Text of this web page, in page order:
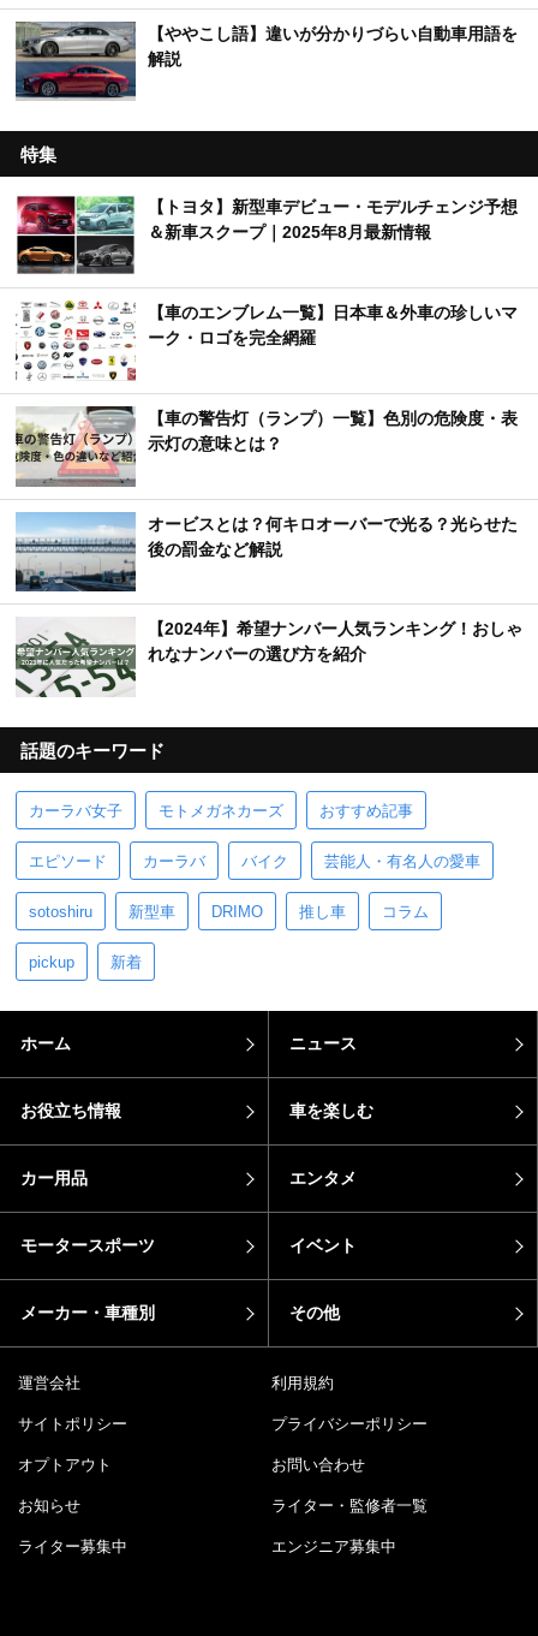
【ややこし語】違いが分かりづらい自動車用語を
解説
特集
【トヨタ】新型車デビュー・モデルチェンジ予想
＆新車スクープ｜2025年8月最新情報
【車のエンブレム一覧】日本車＆外車の珍しいマ
ーク・ロゴを完全網羅
【車の警告灯（ランプ）一覧】色別の危険度・表
示灯の意味とは？
オービスとは？何キロオーバーで光る？光らせた
後の罰金など解説
【2024年】希望ナンバー人気ランキング！おしゃ
れなナンバーの選び方を紹介
話題のキーワード
カーラバ女子 モトメガネカーズ おすすめ記事
エピソード カーラバ バイク 芸能人・有名人の愛車
sotoshiru 新型車 DRIMO 推し車 コラム
pickup 新着
ホーム ニュース
お役立ち情報 車を楽しむ
カー用品 エンタメ
モータースポーツ イベント
メーカー・車種別 その他
運営会社 利用規約
サイトポリシー プライバシーポリシー
オプトアウト お問い合わせ
お知らせ ライター・監修者一覧
ライター募集中 エンジニア募集中